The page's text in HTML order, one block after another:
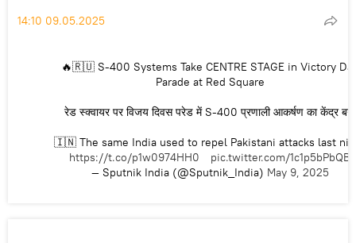
14:10 09.05.2025
🔥🇷🇺 S-400 Systems Take CENTRE STAGE in Victory
Parade at Red Square
रेड स्क्वायर पर विजय दिवस परेड में S-400 प्रणाली आकर्षण का केंद्र बनी
🇮🇳 The same India used to repel Pakistani attacks last
https://t.co/p1w0974HH0
pic.twitter.com/1c1p5bPbQB
— Sputnik India (@Sputnik_India) May 9, 2025